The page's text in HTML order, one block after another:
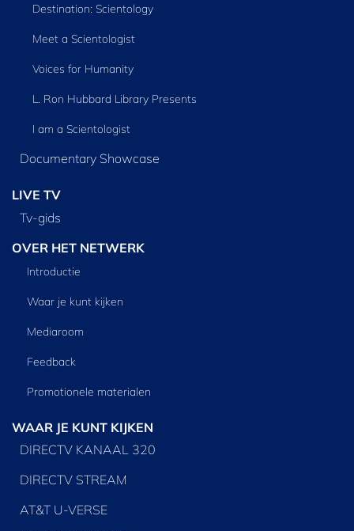
Destination: Scientology
Meet a Scientologist
Voices for Humanity
L. Ron Hubbard Library Presents
I am a Scientologist
Documentary Showcase
LIVE TV
Tv‑gids
OVER HET NETWERK
Introductie
Waar je kunt kijken
Mediaroom
Feedback
Promotionele materialen
WAAR JE KUNT KIJKEN
DIRECTV KANAAL 320
DIRECTV STREAM
AT&T U-VERSE